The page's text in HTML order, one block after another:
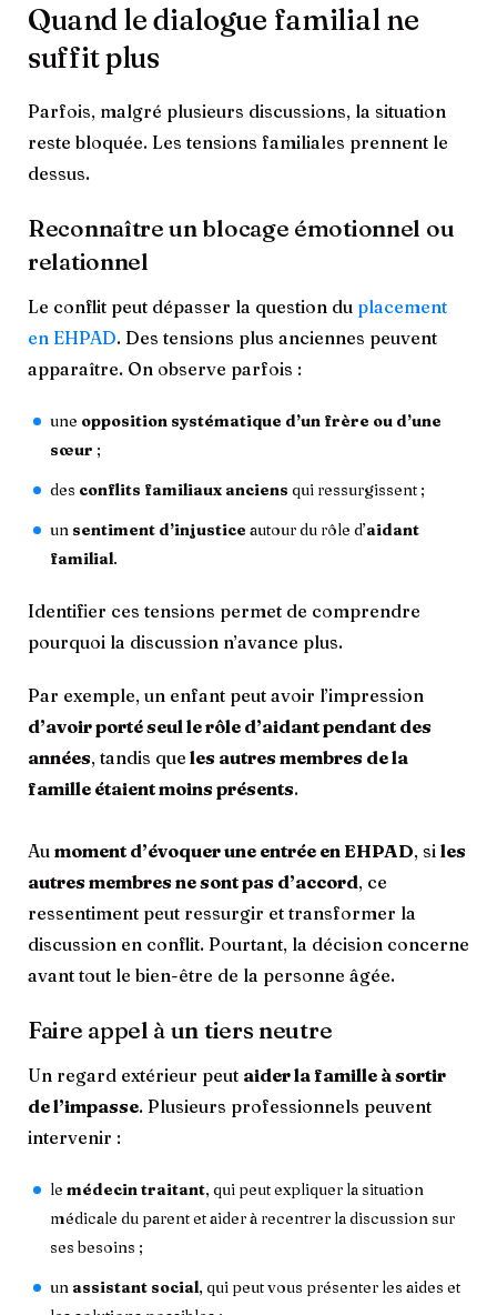
Quand le dialogue familial ne
suffit plus
Parfois, malgré plusieurs discussions, la situation
reste bloquée. Les tensions familiales prennent le
dessus.
Reconnaître un blocage émotionnel ou
relationnel
Le conflit peut dépasser la question du placement
en EHPAD. Des tensions plus anciennes peuvent
apparaître. On observe parfois :
une opposition systématique d’un frère ou d’une
sœur ;
des conflits familiaux anciens qui ressurgissent ;
un sentiment d’injustice autour du rôle d’aidant
familial.
Identifier ces tensions permet de comprendre
pourquoi la discussion n’avance plus.
Par exemple, un enfant peut avoir l’impression
d’avoir porté seul le rôle d’aidant pendant des
années, tandis que les autres membres de la
famille étaient moins présents.
Au moment d’évoquer une entrée en EHPAD, si les
autres membres ne sont pas d’accord, ce
ressentiment peut ressurgir et transformer la
discussion en conflit. Pourtant, la décision concerne
avant tout le bien-être de la personne âgée.
Faire appel à un tiers neutre
Un regard extérieur peut aider la famille à sortir
de l’impasse. Plusieurs professionnels peuvent
intervenir :
le médecin traitant, qui peut expliquer la situation
médicale du parent et aider à recentrer la discussion sur
ses besoins ;
un assistant social, qui peut vous présenter les aides et